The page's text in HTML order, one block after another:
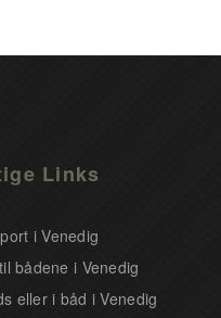
Links
i Venedig
bådene i Venedig
eller i båd i Venedig